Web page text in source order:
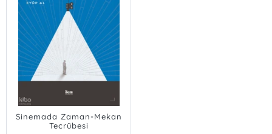
Sinemada Zaman-Mekan
Tecrübesi